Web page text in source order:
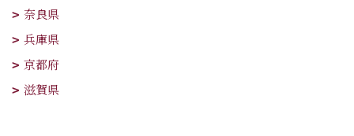
奈良県
兵庫県
京都府
滋賀県